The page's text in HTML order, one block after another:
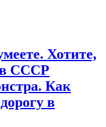
Хотите,
в СССР
Как
в